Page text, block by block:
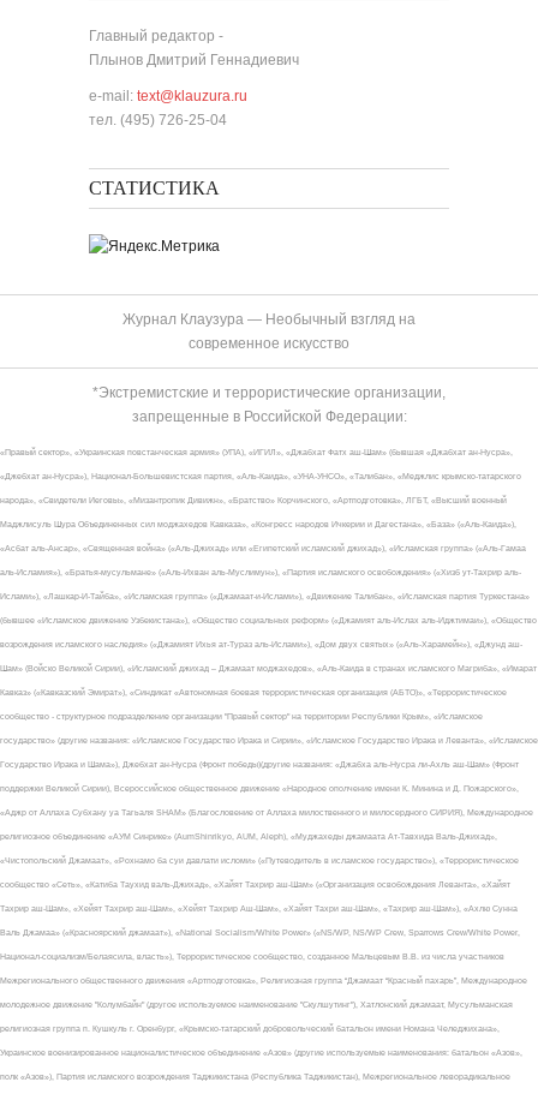
Главный редактор -
Плынов Дмитрий Геннадиевич
e-mail: text@klauzura.ru
тел. (495) 726-25-04
СТАТИСТИКА
Журнал Клаузура — Необычный взгляд на
современное искусство
*Экстремистские и террористические организации,
запрещенные в Российской Федерации:
«Правый сектор», «Украинская повстанческая армия» (УПА), «ИГИЛ», «Джабхат Фатх аш-Шам» (бывшая «Джабхат ан-Нусра»,
«Джебхат ан-Нусра»), Национал-Большевистская партия, «Аль-Каида», «УНА-УНСО», «Талибан», «Меджлис крымско-татарского
народа», «Свидетели Иеговы», «Мизантропик Дивижн», «Братство» Корчинского, «Артподготовка», ЛГБТ, «Высший военный
Маджлисуль Шура Объединенных сил моджахедов Кавказа», «Конгресс народов Ичкерии и Дагестана», «База» («Аль-Каида»),
«Асбат аль-Ансар», «Священная война» («Аль-Джихад» или «Египетский исламский джихад»), «Исламская группа» («Аль-Гамаа
аль-Исламия»), «Братья-мусульмане» («Аль-Ихван аль-Муслимун»), «Партия исламского освобождения» («Хизб ут-Тахрир аль-
Ислами»), «Лашкар-И-Тайба», «Исламская группа» («Джамаат-и-Ислами»), «Движение Талибан», «Исламская партия Туркестана»
(бывшее «Исламское движение Узбекистана»), «Общество социальных реформ» («Джамият аль-Ислах аль-Иджтимаи»), «Общество
возрождения исламского наследия» («Джамият Ихья ат-Тураз аль-Ислами»), «Дом двух святых» («Аль-Харамейн»), «Джунд аш-
Шам» (Войско Великой Сирии), «Исламский джихад – Джамаат моджахедов», «Аль-Каида в странах исламского Магриба», «Имарат
Кавказ» («Кавказский Эмират»), «Синдикат «Автономная боевая террористическая организация (АБТО)», «Террористическое
сообщество - структурное подразделение организации "Правый сектор" на территории Республики Крым», «Исламское
государство» (другие названия: «Исламское Государство Ирака и Сирии», «Исламское Государство Ирака и Леванта», «Исламское
Государство Ирака и Шама»), Джебхат ан-Нусра (Фронт победы)(другие названия: «Джабха аль-Нусра ли-Ахль аш-Шам» (Фронт
поддержки Великой Сирии), Всероссийское общественное движение «Народное ополчение имени К. Минина и Д. Пожарского»,
«Аджр от Аллаха Субхану уа Тагьаля SHAM» (Благословение от Аллаха милоственного и милосердного СИРИЯ), Международное
религиозное объединение «АУМ Синрике» (AumShinrikyo, AUM, Aleph), «Муджахеды джамаата Ат-Тавхида Валь-Джихад»,
«Чистопольский Джамаат», «Рохнамо ба суи давлати исломи» («Путеводитель в исламское государство»), «Террористическое
сообщество «Сеть», «Катиба Таухид валь-Джихад», «Хайят Тахрир аш-Шам» («Организация освобождения Леванта», «Хайят
Тахрир аш-Шам», «Хейят Тахрир аш-Шам», «Хейят Тахрир Аш-Шам», «Хайят Тахри аш-Шам», «Тахрир аш-Шам»), «Ахлю Сунна
Валь Джамаа» («Красноярский джамаат»), «National Socialism/White Power» («NS/WP, NS/WP Crew, Sparrows Crew/White Power,
Национал-социализм/Белаясила, власть»), Террористическое сообщество, созданное Мальцевым В.В. из числа участников
Межрегионального общественного движения «Артподготовка», Религиозная группа “Джамаат “Красный пахарь”, Международное
молодежное движение "Колумбайн" (другое используемое наименование "Скулшутинг"), Хатлонский джамаат, Мусульманская
религиозная группа п. Кушкуль г. Оренбург, «Крымско-татарский добровольческий батальон имени Номана Челеджихана»,
Украинское военизированное националистическое объединение «Азов» (другие используемые наименования: батальон «Азов»,
полк «Азов»), Партия исламского возрождения Таджикистана (Республика Таджикистан), Межрегиональное леворадикальное